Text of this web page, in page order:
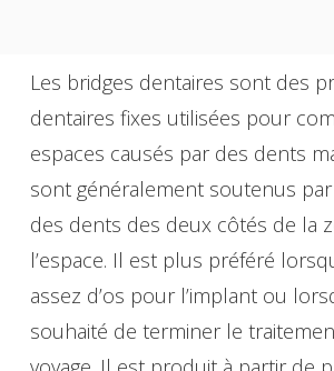
Les bridges dentaires sont des
dentaires fixes utilisées pour
espaces causés par des dents
sont généralement soutenus
des dents des deux côtés de la
l’espace. Il est plus préféré
assez d’os pour l’implant ou
souhaité de terminer le